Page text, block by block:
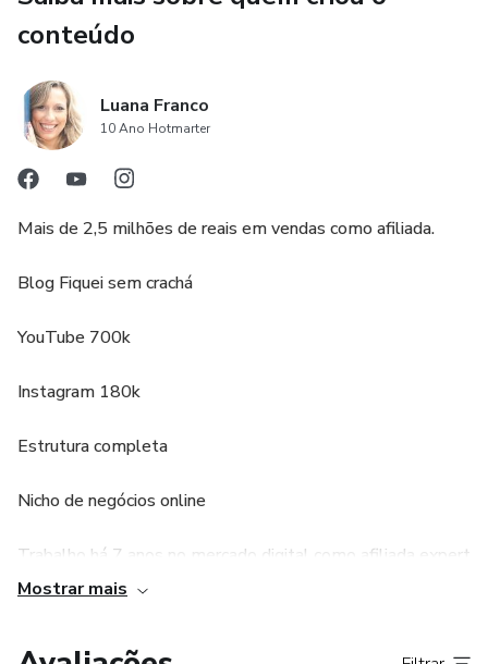
conteúdo
Luana Franco
10 Ano Hotmarter
Mais de 2,5 milhões de reais em vendas como afiliada.
Blog Fiquei sem crachá
YouTube 700k
Instagram 180k
Estrutura completa
Nicho de negócios online
Trabalho há 7 anos no mercado digital como afiliada expert
gerando conteúdo na internet para quem ficou sem crachá
Mostrar mais